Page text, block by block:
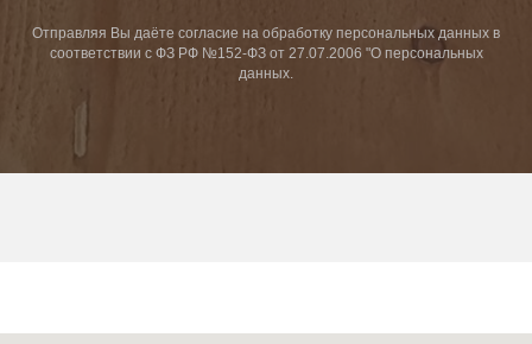
Отправляя Вы даёте согласие на обработку персональных данных в
соответствии с ФЗ РФ №152-ФЗ от 27.07.2006 "О персональных
данных.